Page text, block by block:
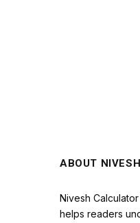
ABOUT
Nivesh
helps readers